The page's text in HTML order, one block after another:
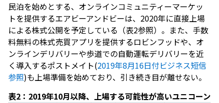
民泊を始めとする、オンラインコミュニティーマーケッ
トを提供するエアビーアンドビーは、2020年に直接上場
による株式公開を予定している（表2参照）。また、手数
料無料の株式売買アプリを提供するロビンフッドや、オ
ンラインデリバリーや歩道での自動運転デリバリーを近
く導入するポストメイト(2019年8月16日付ビジネス短信
参照)も上場準備を始めており、引き続き目が離せない。
表2：2019年10月以降、上場する可能性が高いユニコーン